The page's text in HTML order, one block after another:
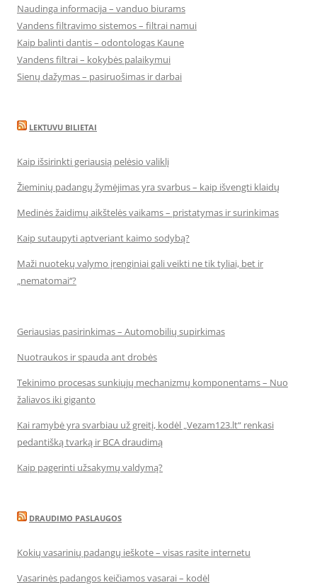
Naudinga informacija – vanduo biurams
Vandens filtravimo sistemos – filtrai namui
Kaip balinti dantis – odontologas Kaune
Vandens filtrai – kokybės palaikymui
Sienų dažymas – pasiruošimas ir darbai
LEKTUVU BILIETAI
Kaip išsirinkti geriausią pelėsio valiklį
Žieminių padangų žymėjimas yra svarbus – kaip išvengti klaidų
Medinės žaidimų aikštelės vaikams – pristatymas ir surinkimas
Kaip sutaupyti aptveriant kaimo sodybą?
Maži nuotekų valymo įrenginiai gali veikti ne tik tyliai, bet ir
„nematomai‘‘?
Geriausias pasirinkimas – Automobilių supirkimas
Nuotraukos ir spauda ant drobės
Tekinimo procesas sunkiųjų mechanizmų komponentams – Nuo
žaliavos iki giganto
Kai ramybė yra svarbiau už greitį, kodėl „Vezam123.lt“ renkasi
pedantišką tvarką ir BCA draudimą
Kaip pagerinti užsakymų valdymą?
DRAUDIMO PASLAUGOS
Kokių vasarinių padangų ieškote – visas rasite internetu
Vasarinės padangos keičiamos vasarai – kodėl